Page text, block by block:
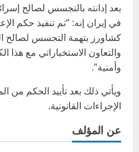
بعد إدانته بالتجسس لصالح
في إيران إنه: “تم تنفيذ حكم
كشاورز بتهمة التجسس لصالح
والتعاون الاستخباراتي مع هذا
وأمنية”.
ويأتي ذلك بعد تأييد الحكم من
الإجراءات القانونية.
عن المؤلف